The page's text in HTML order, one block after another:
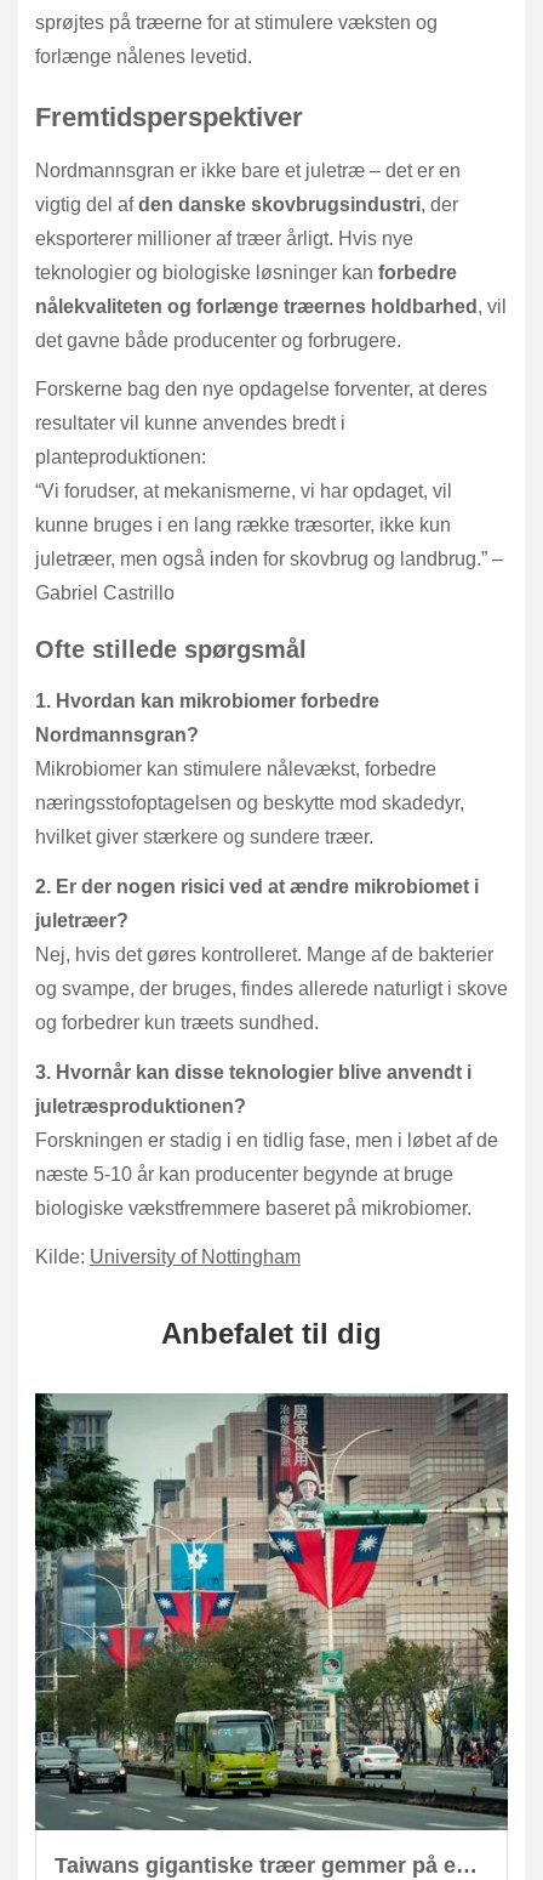
sprøjtes på træerne for at stimulere væksten og
forlænge nålenes levetid.
Fremtidsperspektiver
Nordmannsgran er ikke bare et juletræ – det er en
vigtig del afden danske skovbrugsindustri, der
eksporterer millioner af træer årligt. Hvis nye
teknologier og biologiske løsninger kan forbedre
nålekvaliteten og forlænge træernes holdbarhed , vil
det gavne både producenter og forbrugere.
Forskerne bag den nye opdagelse forventer, at deres
resultater vil kunne anvendes bredt i
planteproduktionen:
“Vi forudser, at mekanismerne, vi har opdaget, vil
kunne bruges i en lang række træsorter, ikke kun
juletræer, men også inden for skovbrug og landbrug.” –
Gabriel Castrillo
Ofte stillede spørgsmål
1. Hvordan kan mikrobiomer forbedre
Nordmannsgran?
Mikrobiomer kan stimulere nålevækst, forbedre
næringsstofoptagelsen og beskytte mod skadedyr,
hvilket giver stærkere og sundere træer.
2. Er der nogen risici ved at ændre mikrobiomet i
juletræer?
Nej, hvis det gøres kontrolleret. Mange af de bakterier
og svampe, der bruges, findes allerede naturligt i skove
og forbedrer kun træets sundhed.
3. Hvornår kan disse teknologier blive anvendt i
juletræsproduktionen?
Forskningen er stadig i en tidlig fase, men i løbet af de
næste 5-10 år kan producenter begynde at bruge
biologiske vækstfremmere baseret på mikrobiomer.
Kilde: University of Nottingham
Anbefalet til dig
Taiwans gigantiske træer gemmer på enorm CO2-lagring